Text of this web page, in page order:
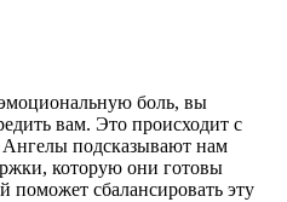
боль, вы
вам. Это происходит с
Ангелы подсказывают нам
которую они готовы
сбалансировать эту